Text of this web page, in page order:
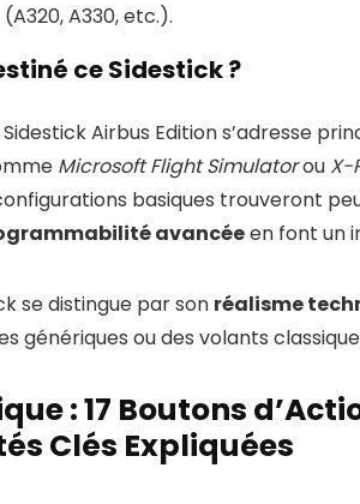
(A320, A330, etc.).
ce Sidestick ?
Airbus Edition s’adresse
Microsoft Flight Simulatorou X-
basiques trouveront
avancéeen font un
se distingue par son réalisme
génériques ou des volants
: 17 Boutons
Clés Expliquées